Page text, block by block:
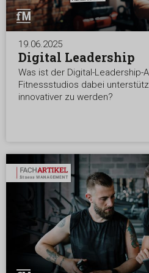
19.06.2025
Digital Leadership
Was ist der Digital-Leadership-
Fitnessstudios dabei
innovativer zu werden?